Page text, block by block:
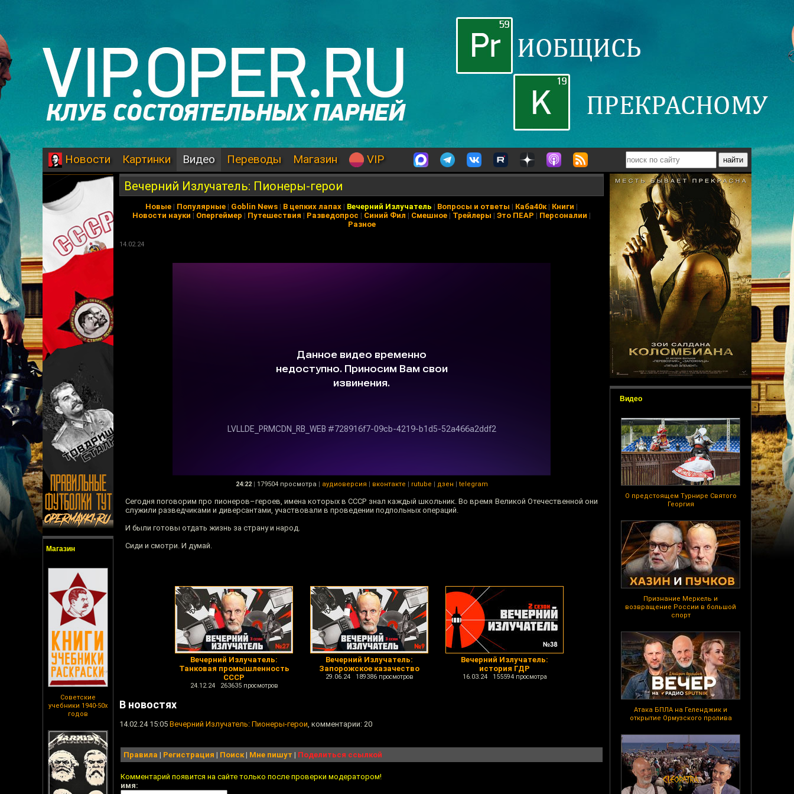
Новости Картинки Видео Переводы Магазин VIP
Магазин
Советские
учебники 1940-50х
годов
Видео
О предстоящем Турнире Святого
Георгия
Признание Меркель и
возвращение России в большой
спорт
Атака БПЛА на Геленджик и
открытие Ормузского пролива
Вечерний Излучатель: Пионеры-герои
Новые | Популярные | Goblin News | В цепких лапах | Вечерний Излучатель | Вопросы и ответы | Каба40к| Книги |
Новости науки | Опергеймер | Путешествия | Разведопрос | Синий Фил | Смешное | Трейлеры | Это ПЕАР | Персоналии |
Разное
14.02.24
24:22 | 179504 просмотра | аудиоверсия | вконтакте | rutube | дзен | telegram
Сегодня поговорим про пионеров–героев, имена которых в СССР знал каждый школьник. Во время Великой Отечественной они
служили разведчиками и диверсантами, участвовали в проведении подпольных операций.
И были готовы отдать жизнь за страну и народ.
Сиди и смотри. И думай.
Вечерний Излучатель:
Танковая промышленность
СССР
24.12.24 263635 просмотров
Вечерний Излучатель:
Запорожское казачество
29.06.24 189386 просмотров
Вечерний Излучатель:
история ГДР
16.03.24 155594 просмотра
В новостях
14.02.24 15:05 Вечерний Излучатель: Пионеры-герои, комментарии: 20
Правила | Регистрация | Поиск| Мне пишут | Поделиться ссылкой
Комментарий появится на сайте только после проверки модератором!
имя: